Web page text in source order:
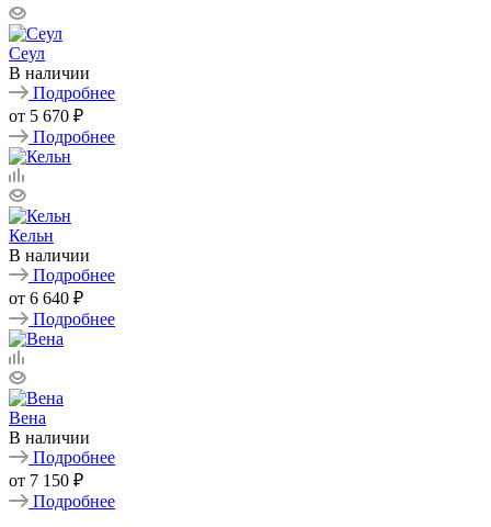
Сеул
В наличии
Подробнее
от 5 670 ₽
Подробнее
Кельн
В наличии
Подробнее
от 6 640 ₽
Подробнее
Вена
В наличии
Подробнее
от 7 150 ₽
Подробнее